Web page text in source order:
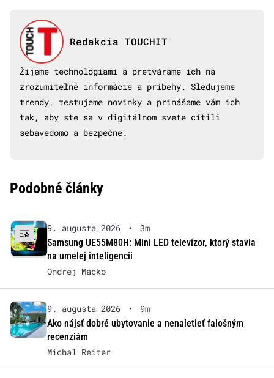
Redakcia TOUCHIT
Žijeme technológiami a pretvárame ich na
zrozumiteľné informácie a príbehy. Sledujeme
trendy, testujeme novinky a prinášame vám ich
tak, aby ste sa v digitálnom svete cítili
sebavedomo a bezpečne.
Podobné články
9. augusta 2026 •
3m
Samsung UE55M80H: Mini LED televízor, ktorý stavia
na umelej inteligencii
Ondrej Macko
9. augusta 2026 •
9m
Ako nájsť dobré ubytovanie a nenaletieť falošným
recenziám
Michal Reiter